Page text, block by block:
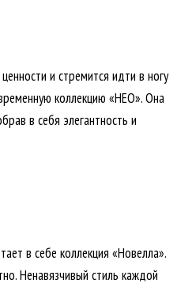
и стремится идти в ногу
коллекцию «НЕО». Она
в себя элегантность и
в себе коллекция «Новелла».
Ненавязчивый стиль каждой